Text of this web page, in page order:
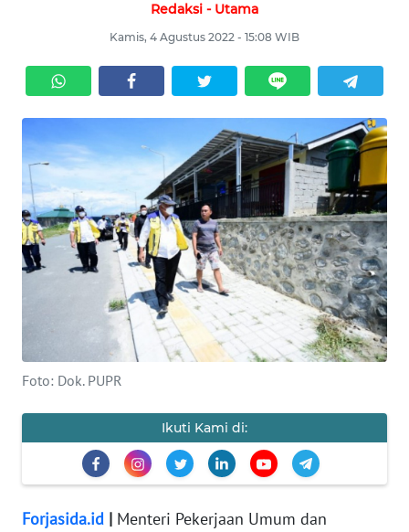
Redaksi - Utama
Kamis, 4 Agustus 2022 - 15:08 WIB
Foto: Dok. PUPR
Ikuti Kami di:
Forjasida.id | Menteri Pekerjaan Umum dan
TOKOH
OPINI
WAHANA
INFRASTRUKTUR
WAHANA
TRAVEL
WAHANA
WAHANA